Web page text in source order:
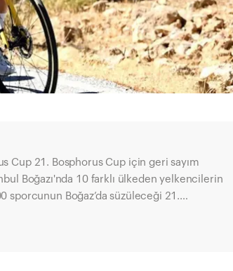
Boğaz’da süzüleceği 21.
Açıyor'